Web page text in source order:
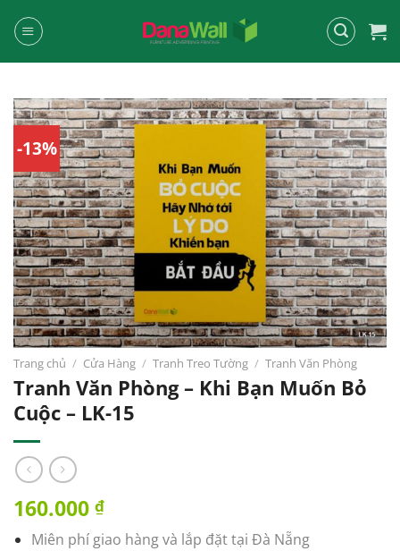
đến
-13%
Trang chủ / Cửa Hàng / Tranh Treo Tường / Tranh Văn Phòng
Tranh Văn Phòng – Khi Bạn Muốn Bỏ
Cuộc – LK-15
160.000 ₫
Miên phí giao hàng và lắp đặt tại Đà Nẵng